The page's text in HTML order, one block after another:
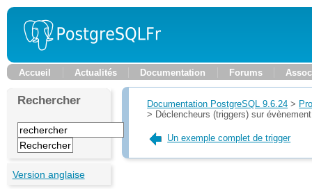
Accueil Actualités Documentation Forums
Rechercher
Version anglaise
Documentation PostgreSQL 9.6.24 >
> Déclencheurs (triggers) sur évènement
Un exemple complet de trigger